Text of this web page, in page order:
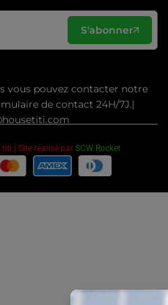
S'abonner
vous pouvez contacter notre
de contact 24H/7J.|
| Site réalisé par SCW Rocket